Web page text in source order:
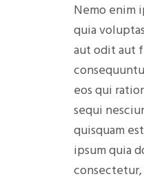
Nemo enim
quia
aut odit aut
eos qui
sequi
quisquam
ipsum quia